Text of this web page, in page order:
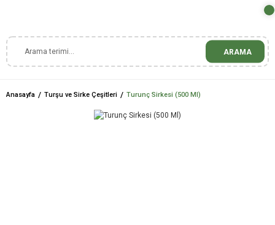
ARAMA
Anasayfa Turşu ve Sirke Çeşitleri Turunç Sirkesi (500 Ml)